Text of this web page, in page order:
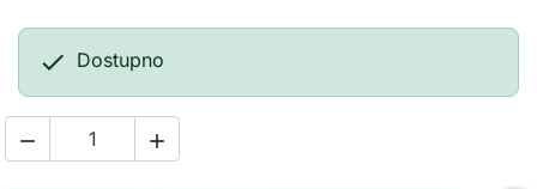
 Dostupno
 